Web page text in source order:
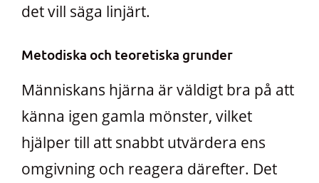
det vill säga linjärt.
Metodiska och teoretiska grunder
Människans hjärna är väldigt bra på att
känna igen gamla mönster, vilket
hjälper till att snabbt utvärdera ens
omgivning och reagera därefter. Det